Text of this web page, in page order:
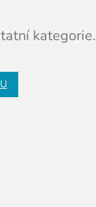
kategorie.